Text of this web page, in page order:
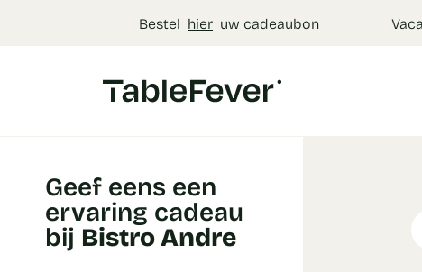
Bestel hier uw cadeaubon
Geef eens een
ervaring cadeau
bij Bistro Andre